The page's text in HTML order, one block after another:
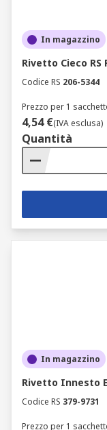
In magazzino
Rivetto Cieco RS
Codice RS 206-5344
Prezzo per 1
4,54 €(IVA esclusa)
Quantità
In magazzino
Rivetto Innesto
Codice RS 379-9731
Prezzo per 1